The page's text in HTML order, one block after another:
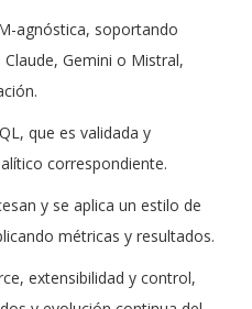
agnóstica, soportando
Gemini o Mistral,
que es validada y
correspondiente.
y se aplica un estilo de
métricas y resultados.
extensibilidad y control,